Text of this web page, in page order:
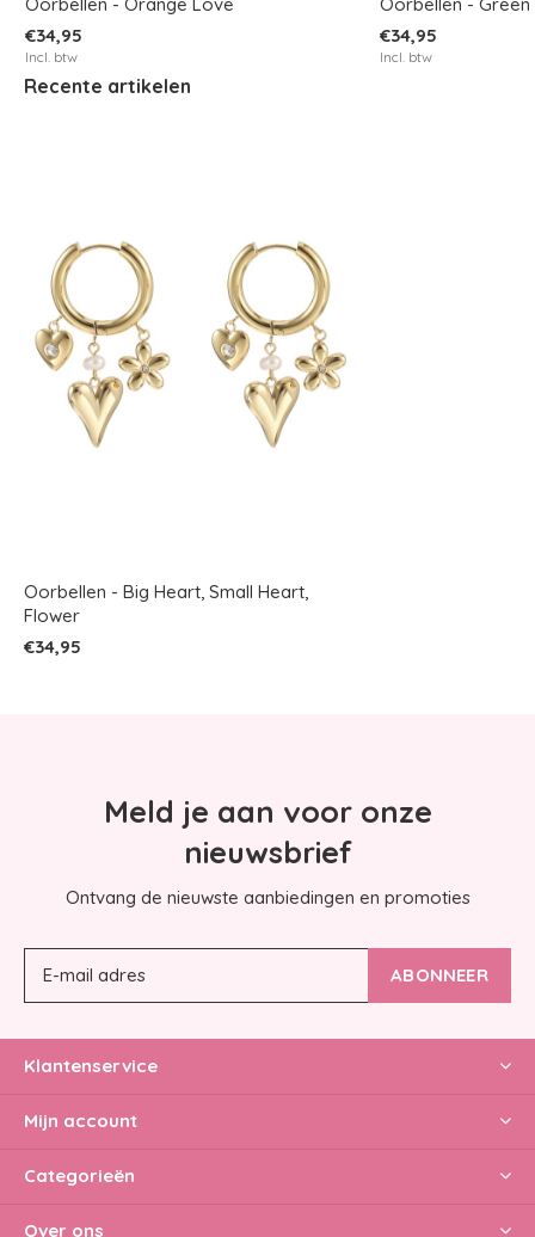
€34,95
Incl. btw
€34,95
Incl. btw
Recente artikelen
Oorbellen - Big Heart, Small Heart,
Flower
€34,95
Meld je aan voor onze
nieuwsbrief
Ontvang de nieuwste aanbiedingen en promoties
ABONNEER
Klantenservice
Mijn account
Categorieën
Over ons